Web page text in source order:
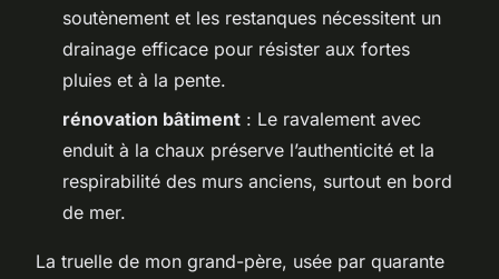
soutènement et les restanques nécessitent un
drainage efficace pour résister aux fortes
pluies et à la pente.
rénovation bâtiment : Le ravalement avec
enduit à la chaux préserve l’authenticité et la
respirabilité des murs anciens, surtout en bord
de mer.
La truelle de mon grand-père, usée par quarante